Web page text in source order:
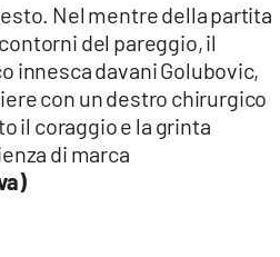
Nel mentre della partita
del pareggio, il
innesca davani Golubovic,
con un destro chirurgico
il coraggio e la grinta
di marca